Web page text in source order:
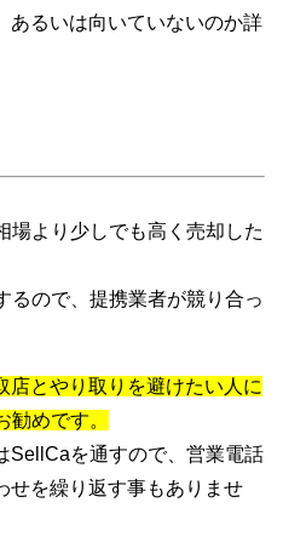
あるいは向いていないのか詳
場より少しでも高く売却した
るので、提携業者が競り合っ
店とやり取りを避けたい人に
めです。
SellCaを通すので、営業電話
せを繰り返す事もありませ